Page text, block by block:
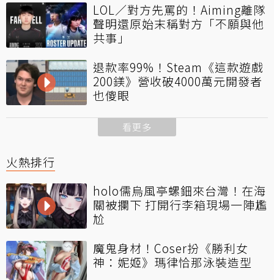
LOL／對方先罵的！Aiming離隊
聲明還原始末稱對方「不願與他
共事」
退款率99%！Steam《這款遊戲
200鎂》營收破4000萬元開發者
也傻眼
看更多
火熱排行
holo儒烏風亭螺鈿來台灣！在海
關被攔下 打開行李箱現場一陣尷
尬
魔鬼身材！Coser扮《勝利女
神：妮姬》瑪律恰那泳裝造型